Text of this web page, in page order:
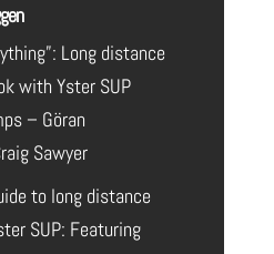
Long distance
with Yster SUP
– Göran
Sawyer
to long distance
SUP: Featuring